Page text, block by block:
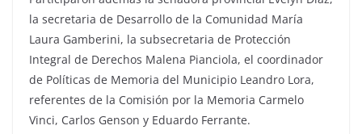
la secretaria de Desarrollo de la Comunidad María
Laura Gamberini, la subsecretaria de Protección
Integral de Derechos Malena Pianciola, el coordinador
de Políticas de Memoria del Municipio Leandro Lora,
referentes de la Comisión por la Memoria Carmelo
Vinci, Carlos Genson y Eduardo Ferrante.